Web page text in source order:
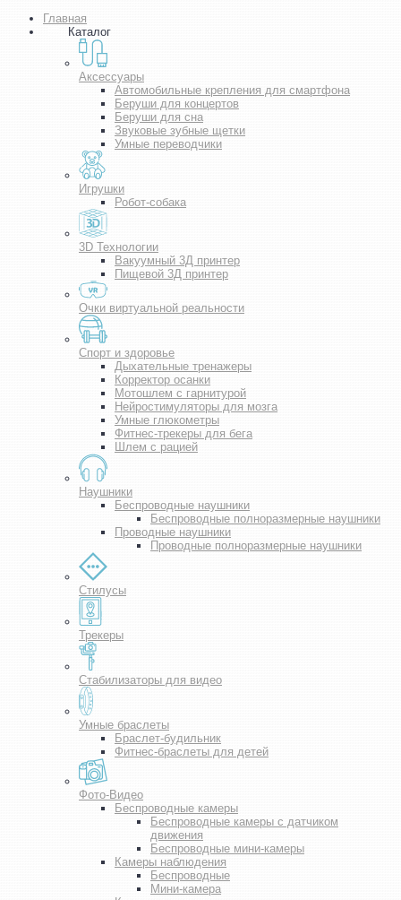
Главная
Каталог
Аксессуары
Автомобильные крепления для смартфона
Беруши для концертов
Беруши для сна
Звуковые зубные щетки
Умные переводчики
Игрушки
Робот-собака
3D Технологии
Вакуумный 3Д принтер
Пищевой 3Д принтер
Очки виртуальной реальности
Спорт и здоровье
Дыхательные тренажеры
Корректор осанки
Мотошлем с гарнитурой
Нейростимуляторы для мозга
Умные глюкометры
Фитнес-трекеры для бега
Шлем с рацией
Наушники
Беспроводные наушники
Беспроводные полноразмерные наушники
Проводные наушники
Проводные полноразмерные наушники
Стилусы
Трекеры
Стабилизаторы для видео
Умные браслеты
Браслет-будильник
Фитнес-браслеты для детей
Фото-Видео
Беспроводные камеры
Беспроводные камеры с датчиком
движения
Беспроводные мини-камеры
Камеры наблюдения
Беспроводные
Мини-камера